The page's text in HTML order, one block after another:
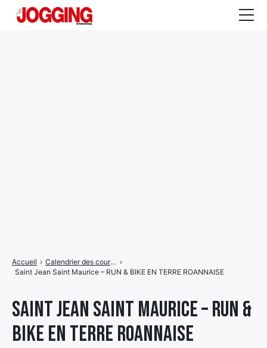
Saint Jean Saint Maurice – RUN &
BIKE EN TERRE ROANNAISE
Accueil › Calendrier des courses ›
Saint Jean Saint Maurice – RUN & BIKE EN TERRE ROANNAISE
de
menu
Élément
de
menu
Élément
de
menu